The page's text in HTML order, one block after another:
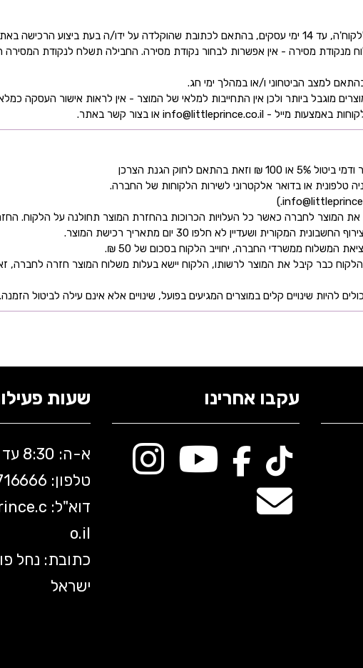
מנקודת מסירה - אין אפשרות לבחור נקודת מסירה. החבילה תשלח לנקודת
לחוק הגנת הצרכן
טלפונית או בדואר אלקטרוני לשירות הלקוחות של החברה.
המוצר לחברה כאשר כל העלויות הכרוכות בהחזרת המוצר תחולנה על הלקוח.
ושעדיין לא חלפו 30 יום מתאריך רכישת המוצר.
המשלוח ממשרדי החברה, יחוייב הלקוח בסכום של 50 ₪.
כבר קיבל את המוצר לרשותו, הלקוח יישא בעלות משלוח המוצר חזרה לחברה,
להיות שינויים קלים במוצרים המגיעים בפועל, שינויים אלא אינם עילה לביטול הזמנה.
עקבו אחרינו שעות
א-ה: 8:30 עד 16:30
טלפון: 050-5
דוא"ל:
o.il
ישראל